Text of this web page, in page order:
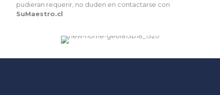
pudieran requerir, no duden en contactarse con
SuMaestro.cl